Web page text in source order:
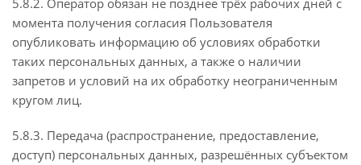
5.8.2. Оператор обязан не позднее трёх рабочих дней с
момента получения согласия Пользователя
опубликовать информацию об условиях обработки
таких персональных данных, а также о наличии
запретов и условий на их обработку неограниченным
кругом лиц.
5.8.3. Передача (распространение, предоставление,
доступ) персональных данных, разрешённых субъектом